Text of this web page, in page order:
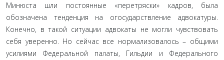
Минюста шли постоянные «перетряски» кадров, была
обозначена тенденция на огосударствление адвокатуры.
Конечно, в такой ситуации адвокаты не могли чувствовать
себя уверенно. Но сейчас все нормализовалось – общими
усилиями Федеральной палаты, Гильдии и Федерального